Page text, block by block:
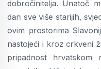
dobročinitelja. Unatoč
dan sve više starijih,
ovim prostorima
nastojeći i kroz crkveni
pripadnost hrvatskom